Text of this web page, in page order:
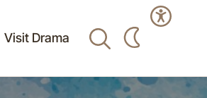
Visit Drama